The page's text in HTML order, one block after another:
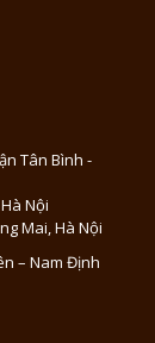
Tân Bình -
Nội
Mai, Hà Nội
– Nam Định